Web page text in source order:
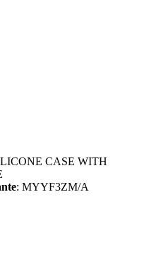
CASE WITH
: MYYF3ZM/A